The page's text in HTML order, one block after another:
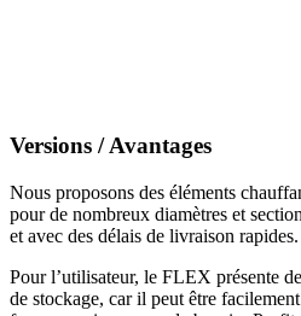
Versions / Avantages
Nous proposons des éléments
pour de nombreux diamètres et
et avec des délais de livraison rapides.
Pour l’utilisateur, le FLEX présente
de stockage, car il peut être